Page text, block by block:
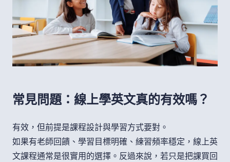
常見問題：線上學英文真的有效嗎？
有效，但前提是課程設計與學習方式要對。
如果有老師回饋、學習目標明確、練習頻率穩定，線上英
文課程通常是很實用的選擇。反過來說，若只是把課買回